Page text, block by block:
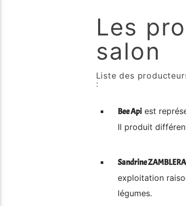
Les
salon
Liste des
:
Bee Apiest
Il produit
Sandrine
exploitation
légumes.